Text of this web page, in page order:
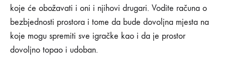
koje će obožavati i oni i njihovi drugari. Vodite računa o
bezbjednosti prostora i tome da bude dovoljna mjesta na
koje mogu spremiti sve igračke kao i da je prostor
dovoljno topao i udoban.